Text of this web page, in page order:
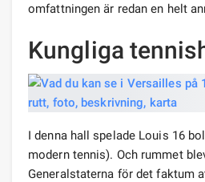
omfattningen är redan en helt
Kungliga
I denna hall spelade Louis 16
modern tennis). Och rummet
Generalstaterna för det faktum